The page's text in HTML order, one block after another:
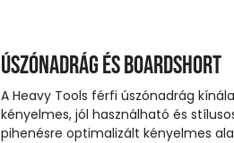
Úszónadrág és boardshort
A Heavy Tools férfi úszónadrág
kényelmes, jól használható és
pihenésre optimalizált kényelmes